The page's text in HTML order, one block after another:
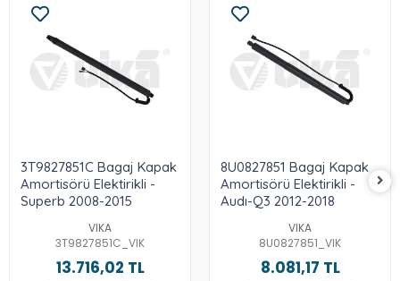
3T9827851C Bagaj Kapak
Amortisörü Elektirikli -
Superb 2008-2015
VIKA
3T9827851C_VIK
13.716,02 TL
8U0827851 Bagaj Kapak
Amortisörü Elektirikli -
Audı-Q3 2012-2018
VIKA
8U0827851_VIK
8.081,17 TL